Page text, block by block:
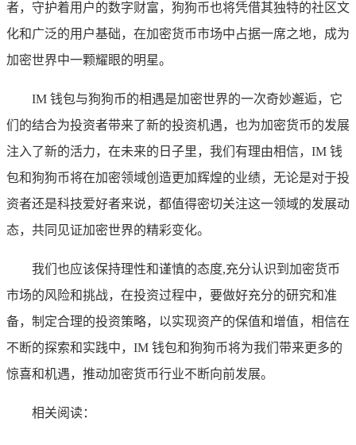
者，守护着用户的数字财富，狗狗币也将凭借其独特的社区文
化和广泛的用户基础，在加密货币市场中占据一席之地，成为
加密世界中一颗耀眼的明星。
IM 钱包与狗狗币的相遇是加密世界的一次奇妙邂逅，它
们的结合为投资者带来了新的投资机遇，也为加密货币的发展
注入了新的活力，在未来的日子里，我们有理由相信，IM 钱
包和狗狗币将在加密领域创造更加辉煌的业绩，无论是对于投
资者还是科技爱好者来说，都值得密切关注这一领域的发展动
态，共同见证加密世界的精彩变化。
我们也应该保持理性和谨慎的态度,充分认识到加密货币
市场的风险和挑战，在投资过程中，要做好充分的研究和准
备，制定合理的投资策略，以实现资产的保值和增值，相信在
不断的探索和实践中，IM 钱包和狗狗币将为我们带来更多的
惊喜和机遇，推动加密货币行业不断向前发展。
相关阅读：